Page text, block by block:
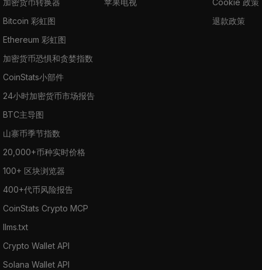
Bitcoin 彩虹图
Ethereum 彩虹图
加密货币恐惧和贪婪指数
CoinStats小部件
24小时加密货币市场报告
BTC主导图
山寨币季节指数
20,000+币种实时价格
100+ 区块浏览器
400+代币风险报告
CoinStats Crypto MCP
llms.txt
Crypto Wallet API
Solana Wallet API
退款政策